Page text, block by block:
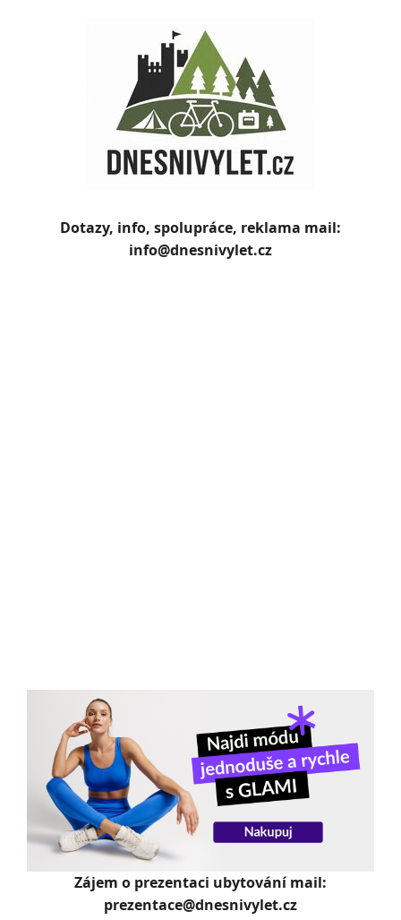
Dotazy, info, spolupráce, reklama mail:
info@dnesnivylet.cz
Zájem o prezentaci ubytování mail:
prezentace@dnesnivylet.cz